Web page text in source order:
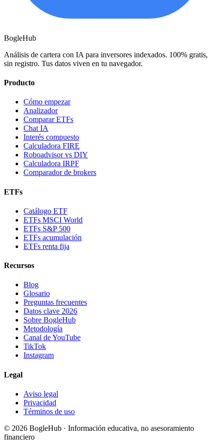
BogleHub
Análisis de cartera con IA para inversores indexados. 100% gratis,
sin registro. Tus datos viven en tu navegador.
Producto
Cómo empezar
Analizador
Comparar ETFs
Chat IA
Interés compuesto
Calculadora FIRE
Roboadvisor vs DIY
Calculadora IRPF
Comparador de brokers
ETFs
Catálogo ETF
ETFs MSCI World
ETFs S&P 500
ETFs acumulación
ETFs renta fija
Recursos
Blog
Glosario
Preguntas frecuentes
Datos clave 2026
Sobre BogleHub
Metodología
Canal de YouTube
TikTok
Instagram
Legal
Aviso legal
Privacidad
Términos de uso
© 2026 BogleHub · Información educativa, no asesoramiento
financiero